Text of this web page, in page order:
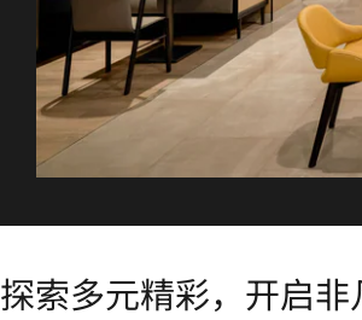
探索多元精彩，开启非